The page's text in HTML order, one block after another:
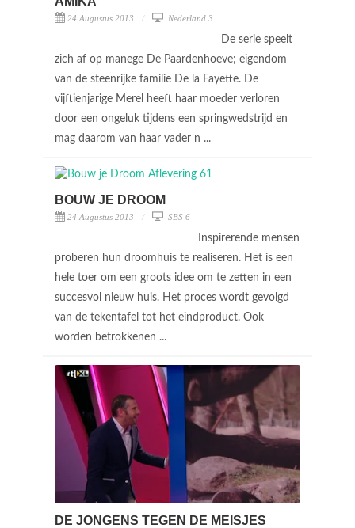
24 Augustus 2013 Nederland 3
De serie speelt
zich af op manege De Paardenhoeve; eigendom
van de steenrijke familie De la Fayette. De
vijftienjarige Merel heeft haar moeder verloren
door een ongeluk tijdens een springwedstrijd en
mag daarom van haar vader n ...
BOUW JE DROOM
24 Augustus 2013 SBS 6
Inspirerende mensen
proberen hun droomhuis te realiseren. Het is een
hele toer om een groots idee om te zetten in een
succesvol nieuw huis. Het proces wordt gevolgd
van de tekentafel tot het eindproduct. Ook
worden betrokkenen ...
DE JONGENS TEGEN DE MEISJES